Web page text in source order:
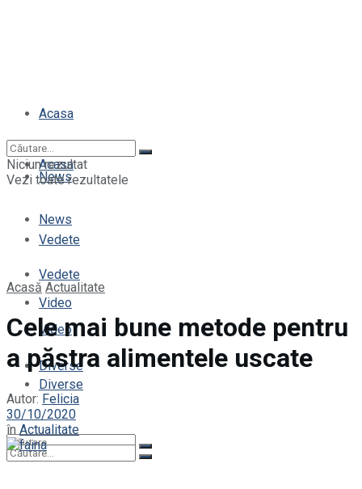
Acasa
News
Vedete
Video
Diverse
Acasa
News
Vedete
Video
Diverse
Niciun rezultat
Vezi toate rezultatele
Acasă Actualitate
Cele mai bune metode pentru
a păstra alimentele uscate
Autor: Felicia
30/10/2020
în Actualitate